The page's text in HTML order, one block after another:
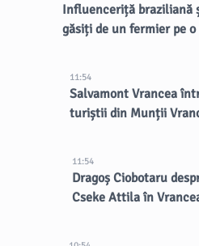
Influenceriță braziliană
găsiți de un fermier pe
11:54
Salvamont Vrancea
turiștii din Munții
11:54
Dragoș Ciobotaru
Cseke Attila în